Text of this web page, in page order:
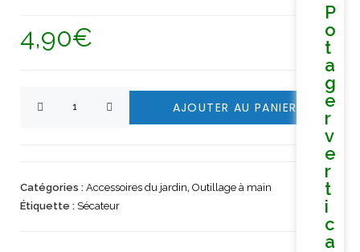
P
o
t
a
g
e
r
v
e
r
t
i
c
a
4,90€
AJOUTER AU PANIER
Catégories : Accessoires du jardin, Outillage à main
Étiquette : Sécateur